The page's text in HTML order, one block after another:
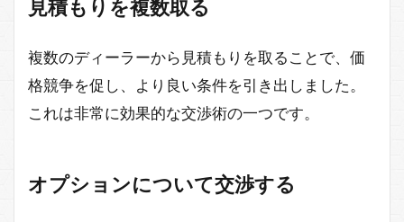
見積もりを複数取る
複数のディーラーから見積もりを取ることで、価
格競争を促し、より良い条件を引き出しました。
これは非常に効果的な交渉術の一つです。
オプションについて交渉する